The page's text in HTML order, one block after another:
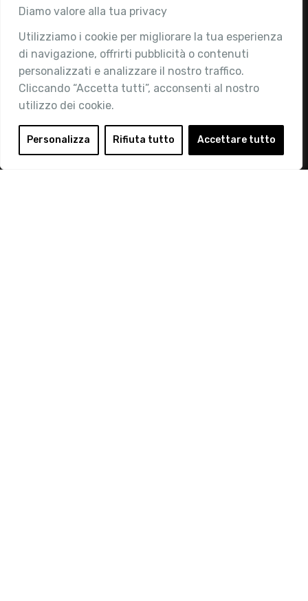
Diamo valore alla tua privacy
Utilizziamo i cookie per migliorare la tua esperienza
di navigazione, offrirti pubblicità o contenuti
personalizzati e analizzare il nostro traffico.
Cliccando “Accetta tutti”, acconsenti al nostro
utilizzo dei cookie.
Personalizza Rifiuta tutto Accettare tutto
Associazione
Chi siamo
Attività
Contatti
Area Riservata
Login
Diventa Socio